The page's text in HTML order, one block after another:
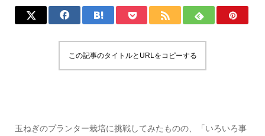
この記事のタイトルとURLをコピーする
玉ねぎのプランター栽培に挑戦してみたものの、「いろいろ事